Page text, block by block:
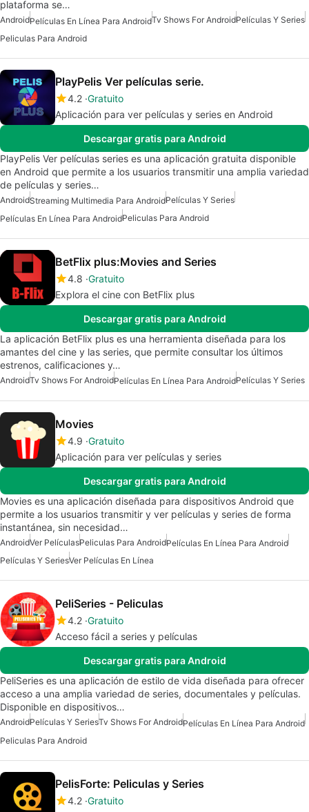
plataforma se…
AndroidPelículas En Línea Para AndroidTv Shows For AndroidPelículas Y Series
Peliculas Para Android
PlayPelis Ver películas serie.
4.2 Gratuito
Aplicación para ver películas y series en Android
Descargar gratis para Android
PlayPelis Ver películas series es una aplicación gratuita disponible
en Android que permite a los usuarios transmitir una amplia variedad
de películas y series…
AndroidStreaming Multimedia Para AndroidPelículas Y Series
Películas En Línea Para AndroidPeliculas Para Android
BetFlix plus:Movies and Series
4.8 Gratuito
Explora el cine con BetFlix plus
Descargar gratis para Android
La aplicación BetFlix plus es una herramienta diseñada para los
amantes del cine y las series, que permite consultar los últimos
estrenos, calificaciones y…
AndroidTv Shows For AndroidPelículas En Línea Para AndroidPelículas Y Series
Movies
4.9 Gratuito
Aplicación para ver películas y series
Descargar gratis para Android
Movies es una aplicación diseñada para dispositivos Android que
permite a los usuarios transmitir y ver películas y series de forma
instantánea, sin necesidad…
AndroidVer PelículasPeliculas Para AndroidPelículas En Línea Para Android
Películas Y SeriesVer Películas En Línea
PeliSeries - Peliculas
4.2 Gratuito
Acceso fácil a series y películas
Descargar gratis para Android
PeliSeries es una aplicación de estilo de vida diseñada para ofrecer
acceso a una amplia variedad de series, documentales y películas.
Disponible en dispositivos…
AndroidPelículas Y SeriesTv Shows For AndroidPelículas En Línea Para Android
Peliculas Para Android
PelisForte: Peliculas y Series
4.2 Gratuito